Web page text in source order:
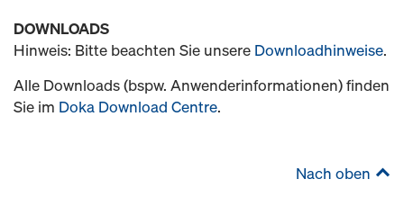
DOWNLOADS
Hinweis: Bitte beachten Sie unsere Downloadhinweise.
Alle Downloads (bspw. Anwenderinformationen) finden
Sie im Doka Download Centre.
Nach oben